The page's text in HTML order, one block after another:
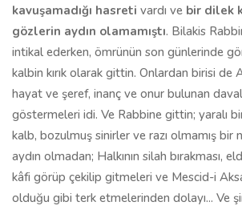
kavuşamadığı hasreti vardı ve bir dilek
gözlerin aydın olamamıştı. Bilakis
intikal ederken, ömrünün son günlerinde
kalbin kırık olarak gittin. Onlardan birisi de
hayat ve şeref, inanç ve onur bulunan
göstermeleri idi. Ve Rabbine gittin; yaralı
kalb, bozulmuş sinirler ve razı olmamış bir
aydın olmadan; Halkının silah bırakması,
kâfi görüp çekilip gitmeleri ve Mescid-i
olduğu gibi terk etmelerinden dolayı... Ve